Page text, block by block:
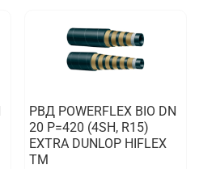
РВД POWERFLEX BIO DN
20 P=420 (4SH, R15)
EXTRA DUNLOP HIFLEX
TM